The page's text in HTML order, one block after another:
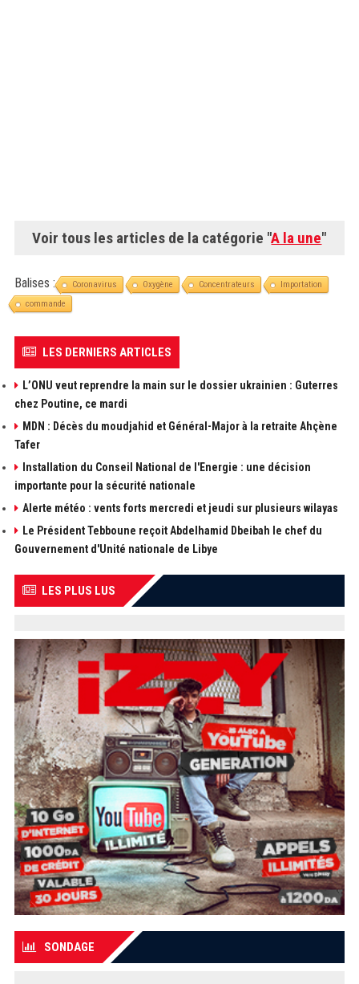
Voir tous les articles de la catégorie "A la une"
Balises : Coronavirus Oxygène Concentrateurs
Importation
commande
LES DERNIERS ARTICLES
L’ONU veut reprendre la main sur le dossier ukrainien : Guterres
chez Poutine, ce mardi
MDN : Décès du moudjahid et Général-Major à la retraite Ahçène
Tafer
Installation du Conseil National de l'Energie : une décision
importante pour la sécurité nationale
Alerte météo : vents forts mercredi et jeudi sur plusieurs wilayas
Le Président Tebboune reçoit Abdelhamid Dbeibah le chef du
Gouvernement d'Unité nationale de Libye
LES PLUS LUS
SONDAGE